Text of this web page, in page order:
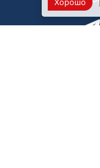
Хорошо